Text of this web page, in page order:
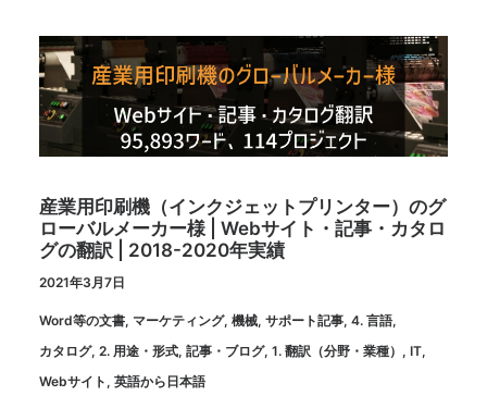
産業用印刷機（インクジェットプリンター）のグ
ローバルメーカー様 | Webサイト・記事・カタロ
グの翻訳 | 2018-2020年実績
2021年3月7日
Word等の文書, マーケティング, 機械, サポート記事, 4. 言語,
カタログ, 2. 用途・形式, 記事・ブログ, 1. 翻訳（分野・業種） , IT,
Webサイト , 英語から日本語